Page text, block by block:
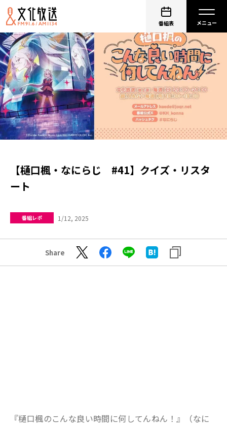
番組表
【樋口楓・なにらじ #41】クイズ・リスタ
ート
番組レポ 1/12, 2025
Share
『樋口楓のこんな良い時間に何してんねん！』（なに